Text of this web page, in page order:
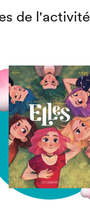
de l'activité